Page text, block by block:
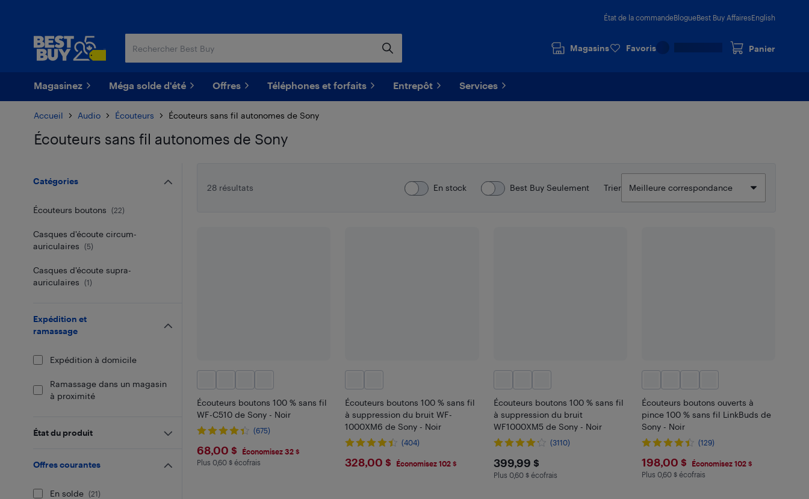
État de la commandeBlogueBest Buy AffairesEnglish
Magasins Favoris Panier
Magasinez Méga solde d'été Offres Téléphones et forfaits Entrepôt Services
Accueil Audio Écouteurs Écouteurs sans fil autonomes de Sony
Écouteurs sans fil autonomes de Sony
28 résultats
En stock Best Buy Seulement Trier
Écouteurs boutons 100 % sans fil
WF-C510 de Sony - Noir
(675)
$68
68,00 $ Économisez 32 $
Plus 0.6 $ en écofrais
Plus 0,60 $ écofrais
Écouteurs boutons 100 % sans fil
à suppression du bruit WF-
1000XM6 de Sony - Noir
(404)
$328
328,00 $ Économisez 102 $
Écouteurs boutons 100 % sans fil
à suppression du bruit
WF1000XM5 de Sony - Noir
(3110)
$399.99
399,99 $
Plus 0.6 $ en écofrais
Plus 0,60 $ écofrais
Écouteurs boutons ouverts à
pince 100 % sans fil LinkBuds de
Sony - Noir
(129)
$198
198,00 $ Économisez 102 $
Plus 0.6 $ en écofrais
Plus 0,60 $ écofrais
Catégories
Écouteurs boutons (22)
Casques d'écoute circum-
auriculaires
(5)
Casques d'écoute supra-
auriculaires
(1)
Expédition et
ramassage
Expédition à domicile
Ramassage dans un magasin
à proximité
État du produit
Offres courantes
En solde (21)